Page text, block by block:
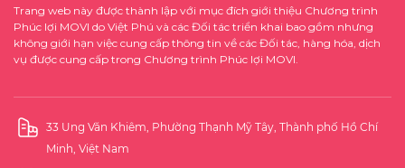
Trang web này được thành lập với mục đích giới thiệu Chương trình
Phúc lợi MOVI do Việt Phú và các Đối tác triển khai bao gồm nhưng
không giới hạn việc cung cấp thông tin về các Đối tác, hàng hóa, dịch
vụ được cung cấp trong Chương trình Phúc lợi MOVI.
33 Ung Văn Khiêm, Phường Thạnh Mỹ Tây, Thành phố Hồ Chí
Minh, Việt Nam